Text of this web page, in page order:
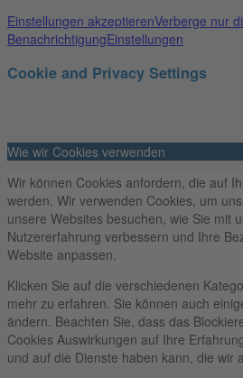
Einstellungen akzeptierenVerberge nur
BenachrichtigungEinstellungen
Cookie and Privacy Settings
Wie wir Cookies verwenden
Wir können Cookies anfordern, die auf
werden. Wir verwenden Cookies, um
unsere Websites besuchen, wie Sie mit
Nutzererfahrung verbessern und Ihre
Website anpassen.
Klicken Sie auf die verschiedenen
mehr zu erfahren. Sie können auch
ändern. Beachten Sie, dass das
Cookies Auswirkungen auf Ihre
und auf die Dienste haben kann, die wir